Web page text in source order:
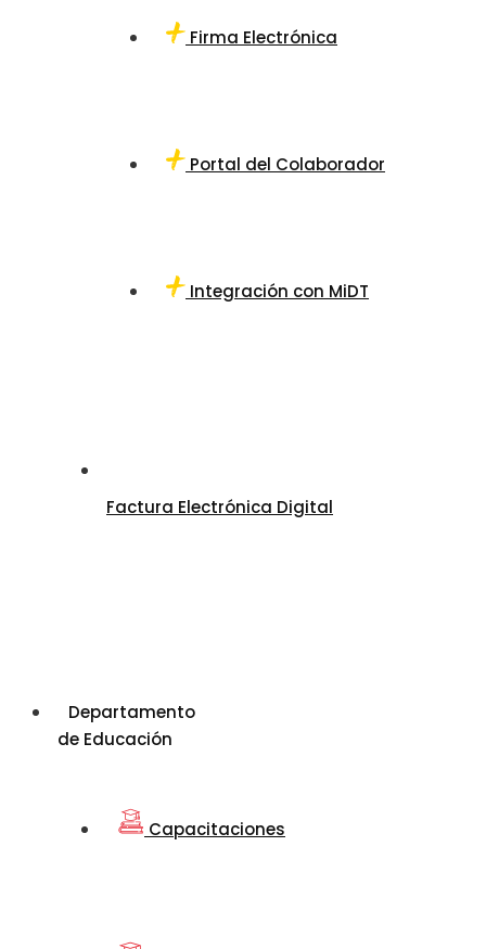
Firma Electrónica
Portal del Colaborador
Integración con MiDT
Factura Electrónica Digital
Departamento
de Educación
Capacitaciones